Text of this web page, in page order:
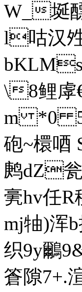
W_埏
l咕汉夝
\8鲤虖
m *0
砲~檈
鹒dZ瓮/
亴hv任R
mj牰)浑
织9y鸍
篬隙